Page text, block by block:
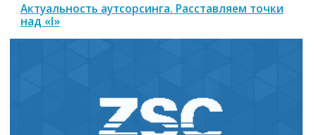
Актуальность аутсорсинга. Расставляем точки
над «I»